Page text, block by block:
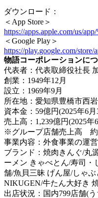
ダウンロード：
＜App Store＞
https://apps.apple.com/us/
＜Google Play＞
https://play.google.com/store/
物語コーポレーションに
代表者：代表取締役社長
創業：1949年12月
設立：1969年9月
所在地：愛知県豊橋市西
資本金：59億円(2025年6
売上高：1,239億円(2025年
※グループ店舗売上高 約
事業内容：外食事業の運
ブランド：焼肉きんぐ/丸
ーメン きゃべとん/寿司・
舗/魚貝三昧 げん屋/しゃ
NIKUGEN/牛たん大好き
出店状況：国内799店舗(